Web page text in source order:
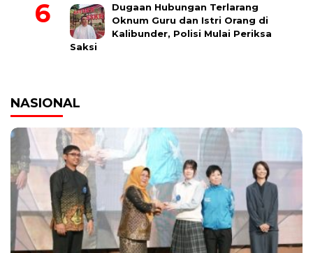
Dugaan Hubungan Terlarang
Oknum Guru dan Istri Orang di
Kalibunder, Polisi Mulai Periksa
Saksi
NASIONAL